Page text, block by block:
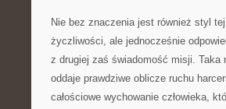
Nie bez znaczenia jest również styl
życzliwości, ale jednocześnie
z drugiej zaś świadomość misji. Taka
oddaje prawdziwe oblicze ruchu
całościowe wychowanie człowieka,